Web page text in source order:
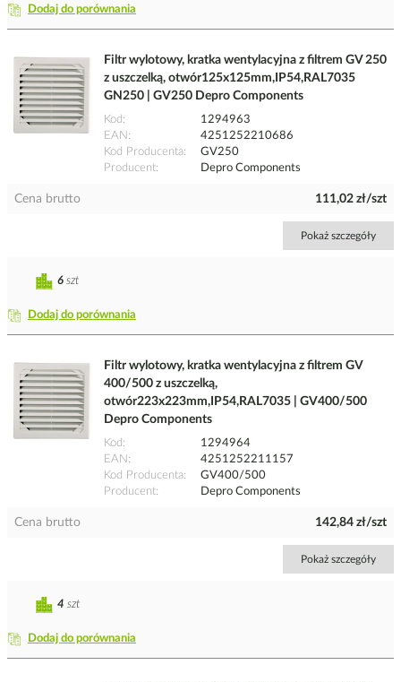
Dodaj do porównania
Filtr wylotowy, kratka wentylacyjna z filtrem GV 250
z uszczelką, otwór125x125mm,IP54,RAL7035
GN250 | GV250 Depro Components
Kod
1294963
EAN
4251252210686
Kod Producenta
GV250
Producent
Depro Components
Cena brutto 111,02 zł/szt
Pokaż szczegóły
Dodaj do porównania
6 szt
Filtr wylotowy, kratka wentylacyjna z filtrem GV
400/500 z uszczelką,
otwór223x223mm,IP54,RAL7035 | GV400/500
Depro Components
Kod
1294964
EAN
4251252211157
Kod Producenta
GV400/500
Producent
Depro Components
Cena brutto 142,84 zł/szt
Pokaż szczegóły
Dodaj do porównania
4 szt